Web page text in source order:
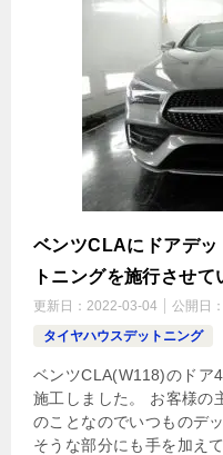
ベンツCLAにドアデ
トニングを施行させて
更新日： 2022-03-04 公開日：
タイヤハウスデットニング
ベンツCLA(W118)のドア
施工しました。 お客様の
のことなのでいつものデ
そうな部分にも手を加え